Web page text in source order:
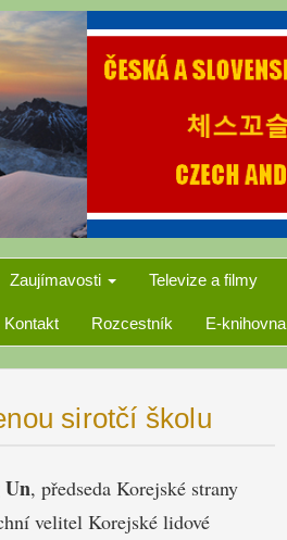
Zaujímavosti Televize a filmy
Kontakt Rozcestník E-knihovna
sirotčí školu
Un, předseda Korejské strany
velitel Korejské lidové